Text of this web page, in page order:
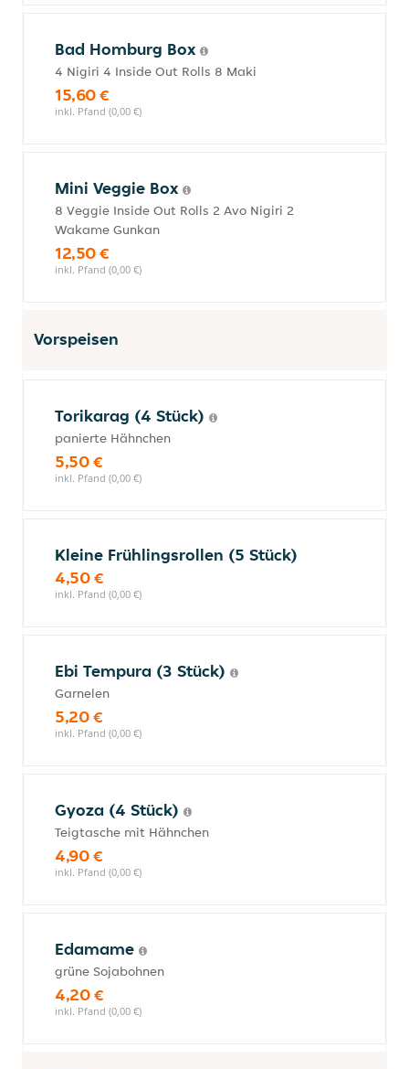
Bad Homburg Box
4 Nigiri 4 Inside Out Rolls 8 Maki
15,60 €
inkl. Pfand (0,00 €)
Mini Veggie Box
8 Veggie Inside Out Rolls 2 Avo Nigiri 2
Wakame Gunkan
12,50 €
inkl. Pfand (0,00 €)
Vorspeisen
Torikarag (4 Stück)
panierte Hähnchen
5,50 €
inkl. Pfand (0,00 €)
Kleine Frühlingsrollen (5 Stück)
4,50 €
inkl. Pfand (0,00 €)
Ebi Tempura (3 Stück)
Garnelen
5,20 €
inkl. Pfand (0,00 €)
Gyoza (4 Stück)
Teigtasche mit Hähnchen
4,90 €
inkl. Pfand (0,00 €)
Edamame
grüne Sojabohnen
4,20 €
inkl. Pfand (0,00 €)